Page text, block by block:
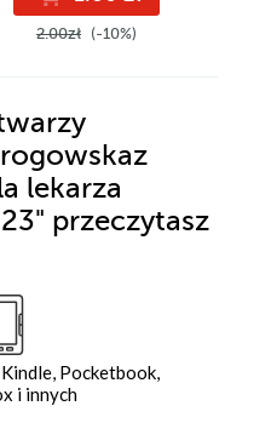
2.00zł (-10%)
lekarza
przeczytasz
Pocketbook,
i innych